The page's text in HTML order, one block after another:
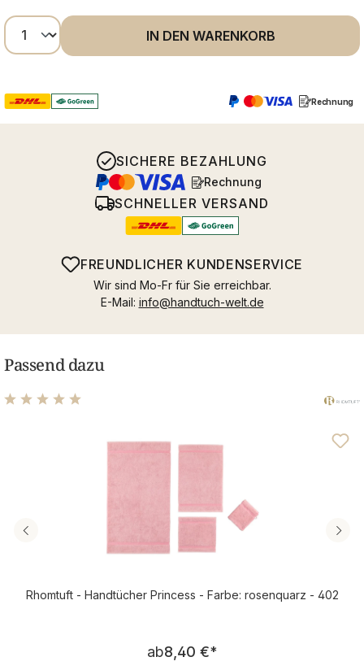
Produkt Anzahl: Gib den gewünschten
IN DEN WARENKORB
Rechnung
SICHERE BEZAHLUNG
Rechnung
SCHNELLER VERSAND
FREUNDLICHER KUNDENSERVICE
Wir sind Mo-Fr für Sie erreichbar.
E-Mail: info@handtuch-welt.de
Passend dazu
Rhomtuft - Handtücher Princess - Farbe: rosenquarz - 402
Regulärer Preis:
ab8,40 €*